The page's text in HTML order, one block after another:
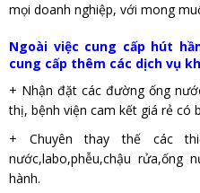
mọi doanh nghiệp, với mong
Ngoài việc cung cấp hút
cung cấp thêm các dịch vụ
+ Nhận đặt các đường ống
thị, bệnh viện cam kết giá rẻ có
+ Chuyên thay thế các
nước,labo,phễu,chậu rửa,ống
hành.